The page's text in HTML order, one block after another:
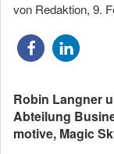
von Redaktion, 9.
Robin Langner
Abteilung
motive, Magic